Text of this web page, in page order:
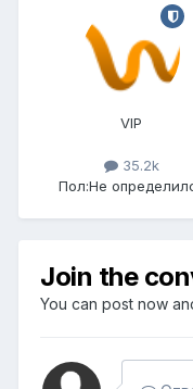
VIP
35.2k
Пол:Не
Join the
You can post now